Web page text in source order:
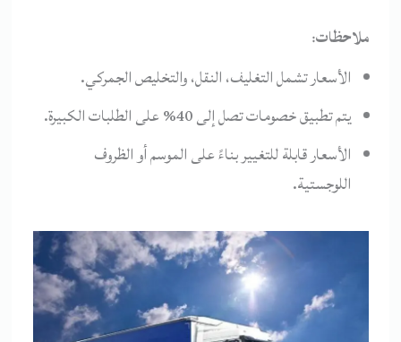
ملاحظات:
الأسعار تشمل التغليف، النقل، والتخليص الجمركي.
يتم تطبيق خصومات تصل إلى 40% على الطلبات الكبيرة.
الأسعار قابلة للتغيير بناءً على الموسم أو الظروف
اللوجستية.